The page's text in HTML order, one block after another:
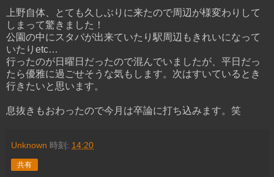
上野自体、とても久しぶりに来たので周辺が様変わりして
しまって驚きました！
公園の中にスタバが出来ていたり駅周辺もきれいになって
いたりetc…
行ったのが日曜日だったので混んでいましたが、平日だっ
たら優雅に過ごせそうな気もします。次はすいているとき
行きたいと思います。
息抜きもおわったので今月は卒論に打ち込みます。笑
Unknown 時刻: 14:20
共有